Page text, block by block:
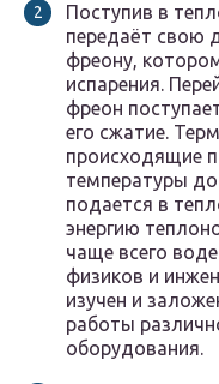
Поступив в
передаёт свою
фреону,
испарения.
фреон
его сжатие.
происходящие
температуры до
подается в
энергию
чаще всего
физиков и
изучен и
работы
оборудования.